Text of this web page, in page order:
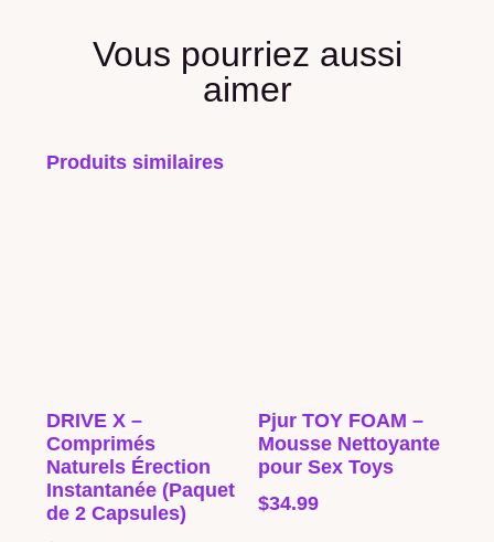
Vous pourriez aussi
aimer
Produits similaires
DRIVE X –
Comprimés
Naturels Érection
Instantanée (Paquet
de 2 Capsules)
Pjur TOY FOAM –
Mousse Nettoyante
pour Sex Toys
$34.99